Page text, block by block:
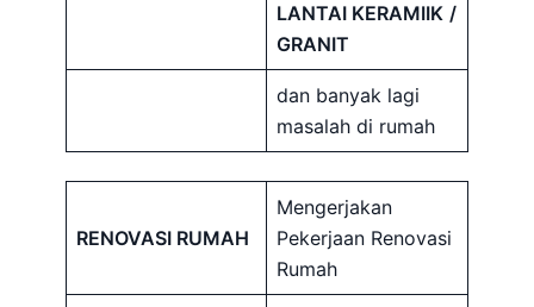
LANTAI KERAMIIK /
GRANIT
dan banyak lagi
masalah di rumah
RENOVASI RUMAH
Mengerjakan
Pekerjaan Renovasi
Rumah